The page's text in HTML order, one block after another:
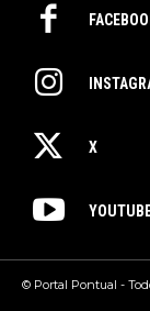
X
© Portal Pontual -